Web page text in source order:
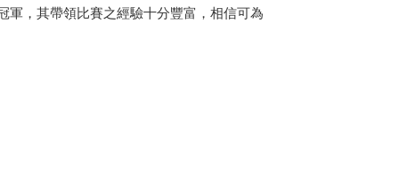
軍，其帶領比賽之經驗十分豐富，相信可為